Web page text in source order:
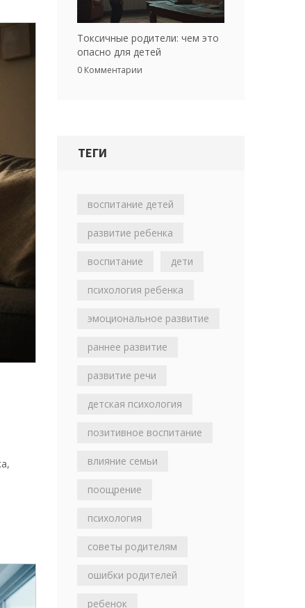
Токсичные родители: чем это
опасно для детей
0 Комментарии
ТЕГИ
воспитание детей
развитие ребенка
воспитание дети
психология ребенка
эмоциональное развитие
раннее развитие
развитие речи
детская психология
позитивное воспитание
влияние семьи
поощрение
психология
советы родителям
ошибки родителей
ребенок